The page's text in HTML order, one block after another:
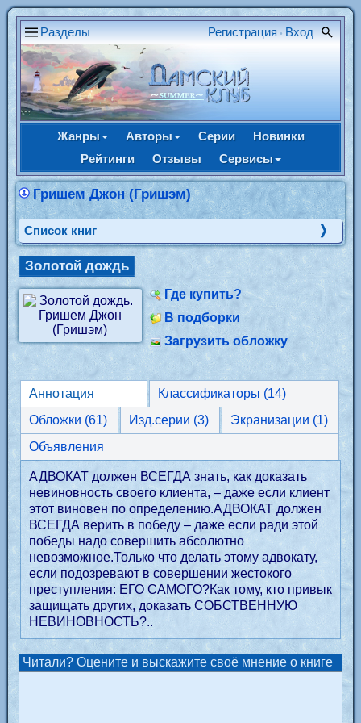
Разделы Регистрация • Вход
Жанры Авторы Серии
Новинки
Рейтинги
Отзывы Сервисы
Гришем Джон (Гришэм)
Cписок книг
Золотой дождь
Где купить?
В подборки
Загрузить обложку
Аннотация
Классификаторы (14)
Обложки (61)
Изд.серии (3)
Экранизации (1)
Объявления
АДВОКАТ должен ВСЕГДА знать, как доказать
невиновность своего клиента, – даже если клиент
этот виновен по определению.АДВОКАТ должен
ВСЕГДА верить в победу – даже если ради этой
победы надо совершить абсолютно
невозможное.Только что делать этому адвокату,
если подозревают в совершении жестокого
преступления: ЕГО САМОГО?Как тому, кто привык
защищать других, доказать СОБСТВЕННУЮ
НЕВИНОВНОСТЬ?..
Читали? Оцените и выскажите своё мнение о книге